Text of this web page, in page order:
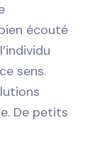
écouté
sens.
De petits